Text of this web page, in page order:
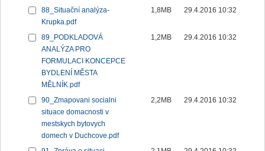
88_Situační analýza-
Krupka.pdf
1,8MB 29.4.2016 10:32
89_PODKLADOVÁ
ANALÝZA PRO
FORMULACI KONCEPCE
BYDLENÍ MĚSTA
MĚLNÍK.pdf
1,2MB 29.4.2016 10:32
90_Zmapovani socialni
situace domacnosti v
mestskych bytovych
domech v Duchcove.pdf
2,2MB 29.4.2016 10:32